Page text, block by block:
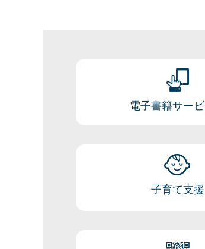
電子書籍サー
子育て支援